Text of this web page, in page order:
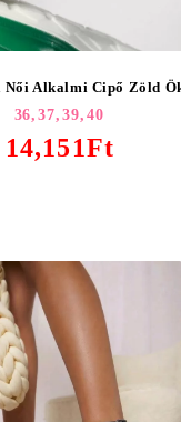
Bőrből #24219
Női Alkalmi Cipő Zöld
36, 37, 39, 40
14,151Ft